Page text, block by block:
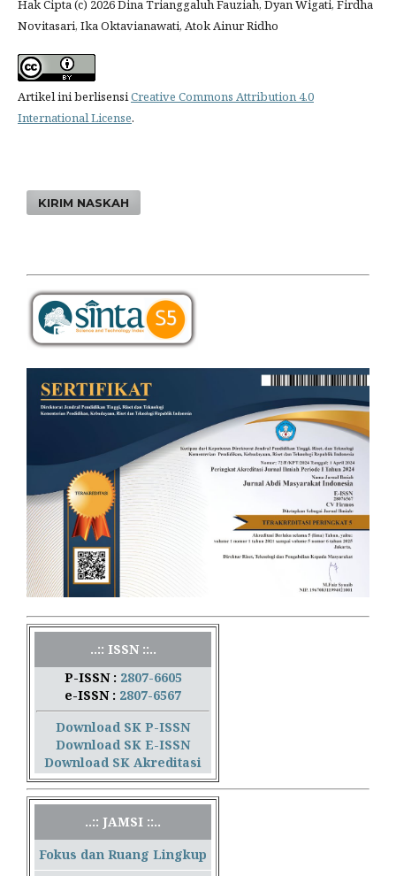
Hak Cipta (c) 2026 Dina Trianggaluh Fauziah, Dyan Wigati, Firdha
Novitasari, Ika Oktavianawati, Atok Ainur Ridho
Artikel ini berlisensiCreative Commons Attribution 4.0
International License.
KIRIM NASKAH
..:: ISSN ::..
P-ISSN : 2807-6605
e-ISSN : 2807-6567
Download SK P-ISSN
Download SK E-ISSN
Download SK Akreditasi
..:: JAMSI ::..
Fokus dan Ruang Lingkup